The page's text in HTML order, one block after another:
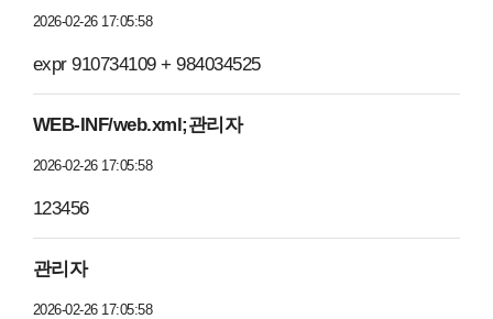
2026-02-26 17:05:58
expr 910734109 + 984034525
WEB-INF/web.xml;관리자
2026-02-26 17:05:58
123456
관리자
2026-02-26 17:05:58